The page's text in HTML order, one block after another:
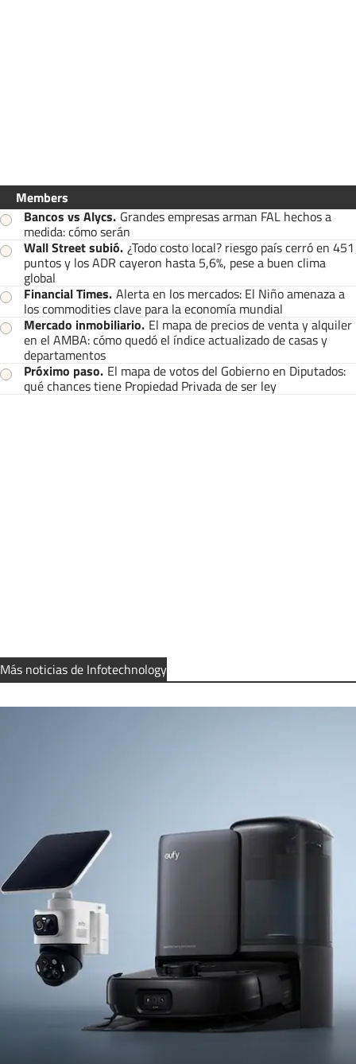
Members
Bancos vs Alycs. Grandes empresas arman FAL hechos a
medida: cómo serán
Wall Street subió. ¿Todo costo local? riesgo país cerró en 451
puntos y los ADR cayeron hasta 5,6%, pese a buen clima
global
Financial Times. Alerta en los mercados: El Niño amenaza a
los commodities clave para la economía mundial
Mercado inmobiliario. El mapa de precios de venta y alquiler
en el AMBA: cómo quedó el índice actualizado de casas y
departamentos
Próximo paso. El mapa de votos del Gobierno en Diputados:
qué chances tiene Propiedad Privada de ser ley
Más noticias de Infotechnology